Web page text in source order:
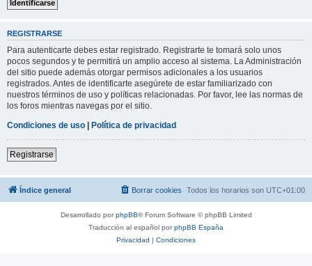
REGISTRARSE
Para autenticarte debes estar registrado. Registrarte te tomará solo unos
pocos segundos y te permitirá un amplio acceso al sistema. La Administración
del sitio puede además otorgar permisos adicionales a los usuarios
registrados. Antes de identificarte asegúrete de estar familiarizado con
nuestros términos de uso y políticas relacionadas. Por favor, lee las normas de
los foros mientras navegas por el sitio.
Condiciones de uso | Política de privacidad
Registrarse
Índice general Todos los horarios son UTC+01:00
Borrar cookies
Desarrollado porphpBB® Forum Software © phpBB Limited
Traducción al español porphpBB España
Privacidad | Condiciones